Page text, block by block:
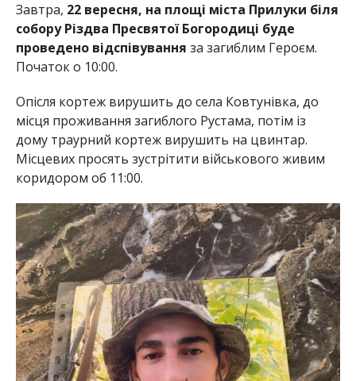
Завтра, 22 вересня, на площі міста Прилуки біля
собору Різдва Пресвятої Богородиці буде
проведено відспівування за загиблим Героєм.
Початок о 10:00.
Опісля кортеж вирушить до села Ковтунівка, до
місця проживання загиблого Рустама, потім із
дому траурний кортеж вирушить на цвинтар.
Місцевих просять зустрітити військового живим
коридором об 11:00.